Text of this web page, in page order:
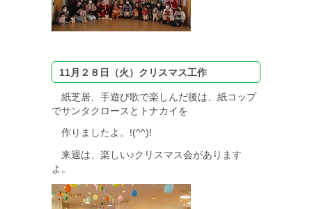
11月２８日（火）クリスマス工作
紙芝居、手遊び歌で楽しんだ後は、紙コップ
でサンタクロースとトナカイを
作りましたよ。!(^^)!
来週は、楽しい♪クリスマス会があります
よ。